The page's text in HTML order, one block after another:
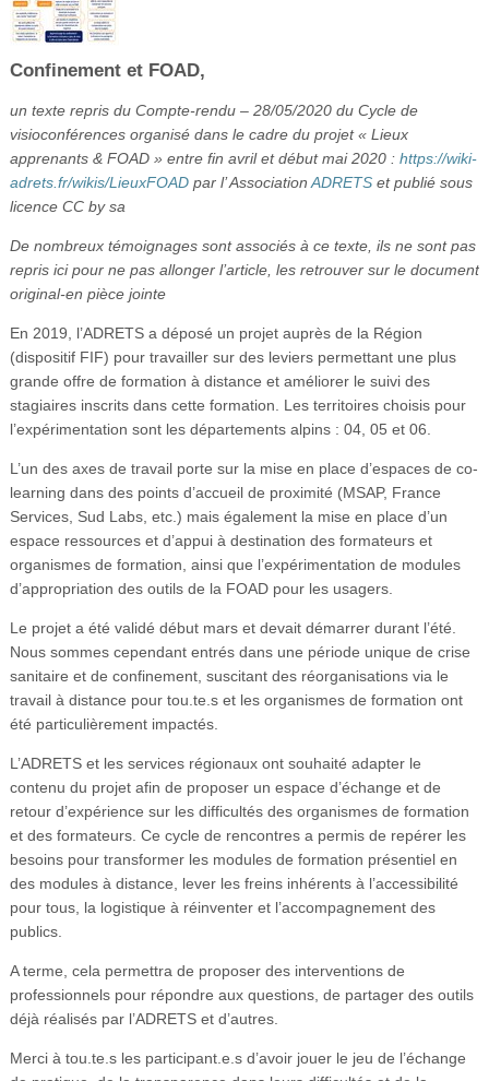
Confinement et FOAD,
un texte repris du Compte-rendu – 28/05/2020 du Cycle de
visioconférences organisé dans le cadre du projet « Lieux
apprenants & FOAD » entre fin avril et début mai 2020 : https://wiki-
adrets.fr/wikis/LieuxFOADpar l’ Association ADRETSet publié sous
licence CC by sa
De nombreux témoignages sont associés à ce texte, ils ne sont pas
repris ici pour ne pas allonger l’article, les retrouver sur le document
original-en pièce jointe
En 2019, l’ADRETS a déposé un projet auprès de la Région
(dispositif FIF) pour travailler sur des leviers permettant une plus
grande offre de formation à distance et améliorer le suivi des
stagiaires inscrits dans cette formation. Les territoires choisis pour
l’expérimentation sont les départements alpins : 04, 05 et 06.
L’un des axes de travail porte sur la mise en place d’espaces de co-
learning dans des points d’accueil de proximité (MSAP, France
Services, Sud Labs, etc.) mais également la mise en place d’un
espace ressources et d’appui à destination des formateurs et
organismes de formation, ainsi que l’expérimentation de modules
d’appropriation des outils de la FOAD pour les usagers.
Le projet a été validé début mars et devait démarrer durant l’été.
Nous sommes cependant entrés dans une période unique de crise
sanitaire et de confinement, suscitant des réorganisations via le
travail à distance pour tou.te.s et les organismes de formation ont
été particulièrement impactés.
L’ADRETS et les services régionaux ont souhaité adapter le
contenu du projet afin de proposer un espace d’échange et de
retour d’expérience sur les difficultés des organismes de formation
et des formateurs. Ce cycle de rencontres a permis de repérer les
besoins pour transformer les modules de formation présentiel en
des modules à distance, lever les freins inhérents à l’accessibilité
pour tous, la logistique à réinventer et l’accompagnement des
publics.
A terme, cela permettra de proposer des interventions de
professionnels pour répondre aux questions, de partager des outils
déjà réalisés par l’ADRETS et d’autres.
Merci à tou.te.s les participant.e.s d’avoir jouer le jeu de l’échange